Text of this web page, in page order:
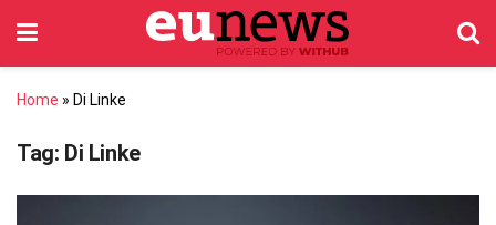
Home » Di Linke
Tag: Di Linke